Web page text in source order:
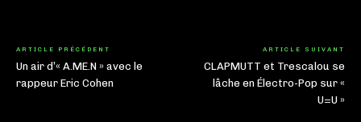
ARTICLE PRÉCÉDENT
Un air d’« A.ME.N » avec le
rappeur Eric Cohen
ARTICLE SUIVANT
CLAPMUTT et Trescalou se
lâche en Électro-Pop sur «
U=U »